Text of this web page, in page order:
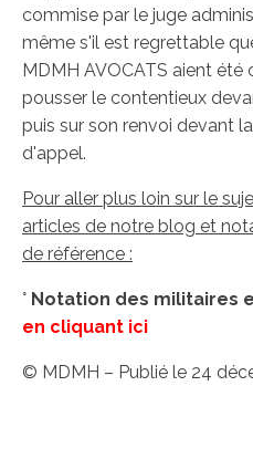
commise par le juge
même s'il est regrettable
MDMH AVOCATS aient été
pousser le contentieux
puis sur son renvoi devant
d'appel.
Pour aller plus loin sur le
articles de notre blog et
de référence :
° Notation des militaires
en cliquant ici
© MDMH – Publié le 24